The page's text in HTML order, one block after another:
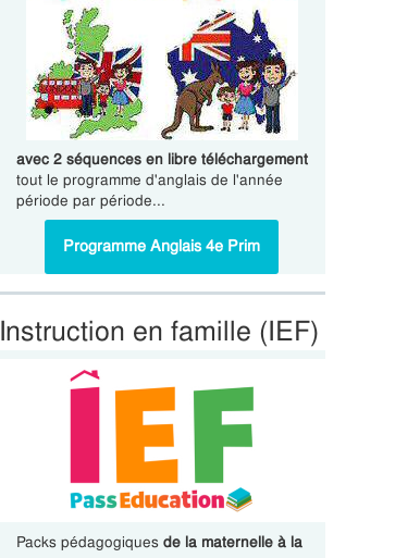
avec 2 séquences en libre téléchargement
tout le programme d'anglais de l'année
période par période...
Programme Anglais 4e Prim
Instruction en famille (IEF)
Packs pédagogiques de la maternelle à la